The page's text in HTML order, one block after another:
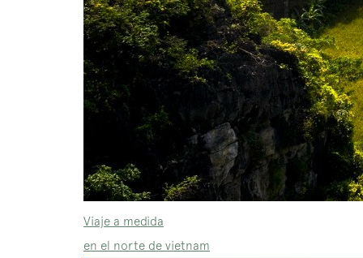
Viaje a medida
en el norte de vietnam